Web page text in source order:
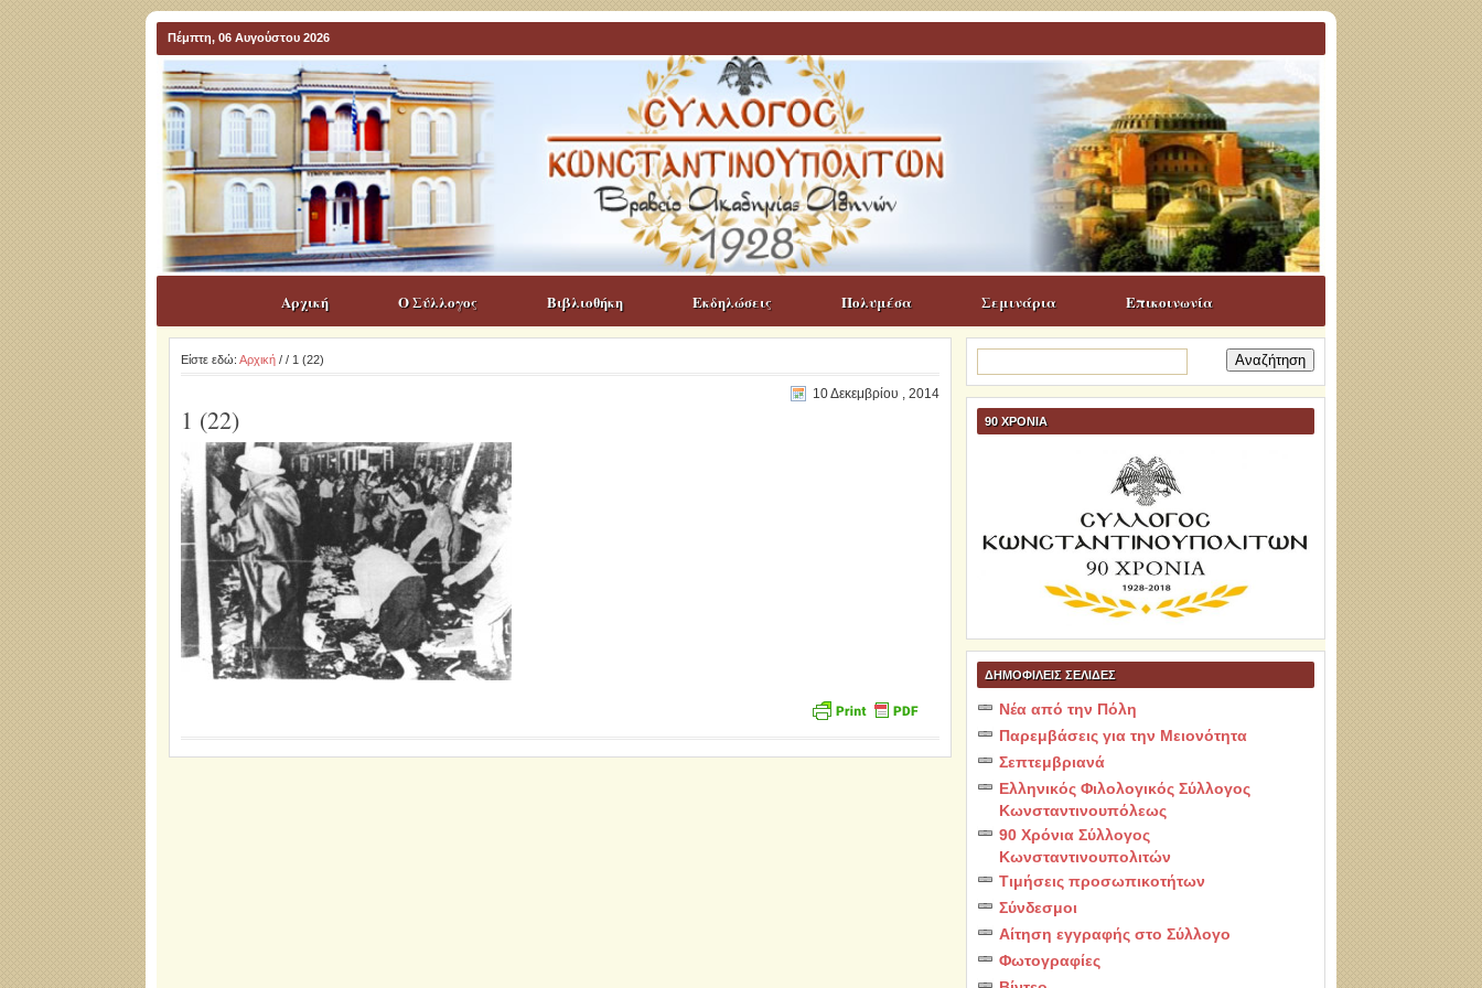
Πέμπτη, 06 Αυγούστου 2026
Αρχική Ο Σύλλογος Βιβλιοθήκη Εκδηλώσεις Πολυμέσα Σεμινάρια Επικοινωνία
Είστε εδώ: Αρχική/ / 1 (22)
10 Δεκεμβρίου , 2014
1 (22)
για:
90 ΧΡΟΝΙΑ
ΔΗΜΟΦΙΛΕΙΣ ΣΕΛΙΔΕΣ
Νέα από την Πόλη
Παρεμβάσεις για την Μειονότητα
Σεπτεμβριανά
Ελληνικός Φιλολογικός Σύλλογος
Κωνσταντινουπόλεως
90 Χρόνια Σύλλογος
Κωνσταντινουπολιτών
Τιμήσεις προσωπικοτήτων
Σύνδεσμοι
Αίτηση εγγραφής στο Σύλλογο
Φωτογραφίες